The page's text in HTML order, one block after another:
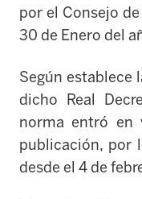
por el Consejo
30 de Enero del
Según establece
dicho Real
norma entró en
publicación, por
desde el 4 de